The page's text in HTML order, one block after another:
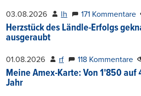
03.08.2026 lh 171 Kommentare
Herzstück des Ländle-Erfolgs
ausgeraubt
01.08.2026 rf 118 Kommentare
Meine Amex-Karte: Von 1'850 auf
Jahr